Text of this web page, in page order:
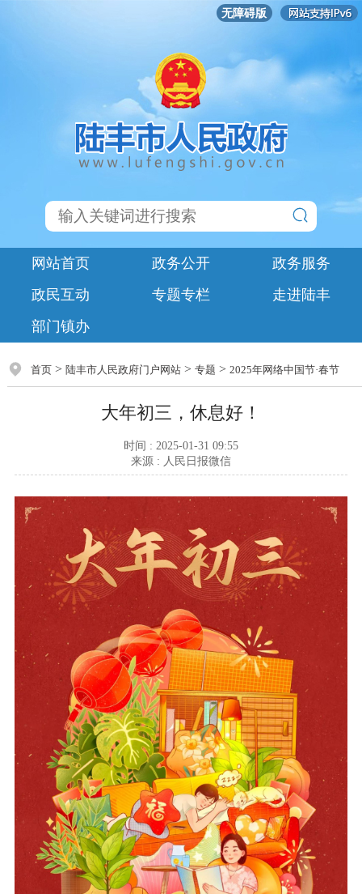
无障碍版
网站首页 政务公开
政务服务
政民互动
专题专栏
走进陆丰
部门镇办
首页> 陆丰市人民政府门户网站> 专题 > 2025年网络中国节·春节
大年初三，休息好！
时间 : 2025-01-31 09:55
来源 : 人民日报微信